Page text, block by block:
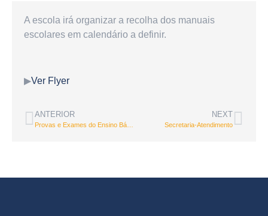
A escola irá organizar a recolha dos manuais
escolares em calendário a definir.
▶Ver Flyer
ANTERIOR NEXT
Secretaria-Atendimento